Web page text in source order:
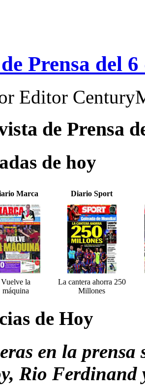
Prensa del
Editor
de Prensa
de hoy
Marca Diario Sport
Vuelve la
máquina
La cantera ahorra 250
Millones
de Hoy
en la
Rio Ferdinand